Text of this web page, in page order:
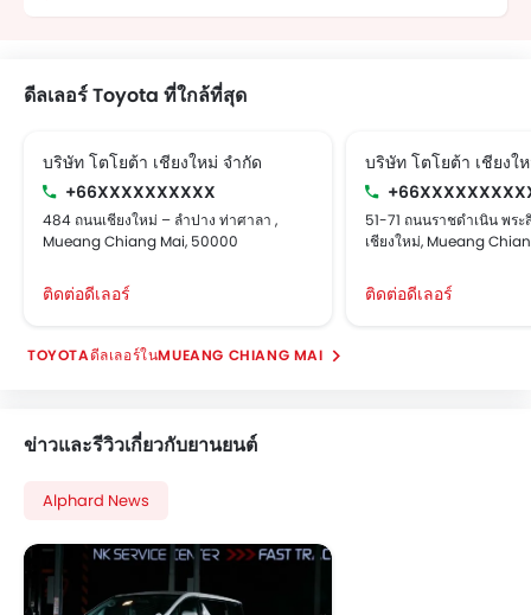
ดีลเลอร์ Toyota ที่ใกล้ที่สุด
บริษัท โตโยต้า เชียงใหม่ จำกัด
+66XXXXXXXXXX
484 ถนนเชียงใหม่ – ลำปาง ท่าศาลา ,
Mueang Chiang Mai, 50000
ติดต่อดีเลอร์
บริษัท โตโยต้า เชียงใ
51-71 ถนนราชดำเนิน พระ
เชียงใหม่, Mueang
ติดต่อดีเลอร์
TOYOTAดีลเลอร์ในMUEANG CHIANG MAI
ข่าวและรีวิวเกี่ยวกับยานยนต์
Alphard News